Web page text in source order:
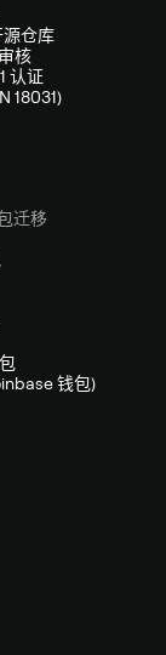
仓库
核
认证
18031)
迁移
钱包)